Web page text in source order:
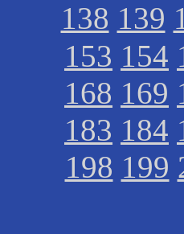
138 139
153 154
168 169
183 184
198 199